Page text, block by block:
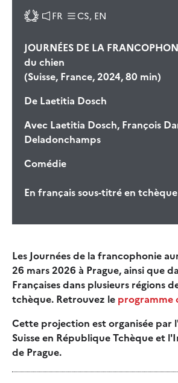
FR CS, EN
JOURNÉES DE LA
du chien
(Suisse, France, 2024, 80 min)
De Laetitia Dosch
Avec Laetitia Dosch, François
Deladonchamps
Comédie
En français sous-titré en
Les Journées de la francophonie
26 mars 2026 à Prague, ainsi que
Françaises dans plusieurs régions
tchèque. Retrouvez le programme
Cette projection est organisée par
Suisse en République Tchèque et
de Prague.